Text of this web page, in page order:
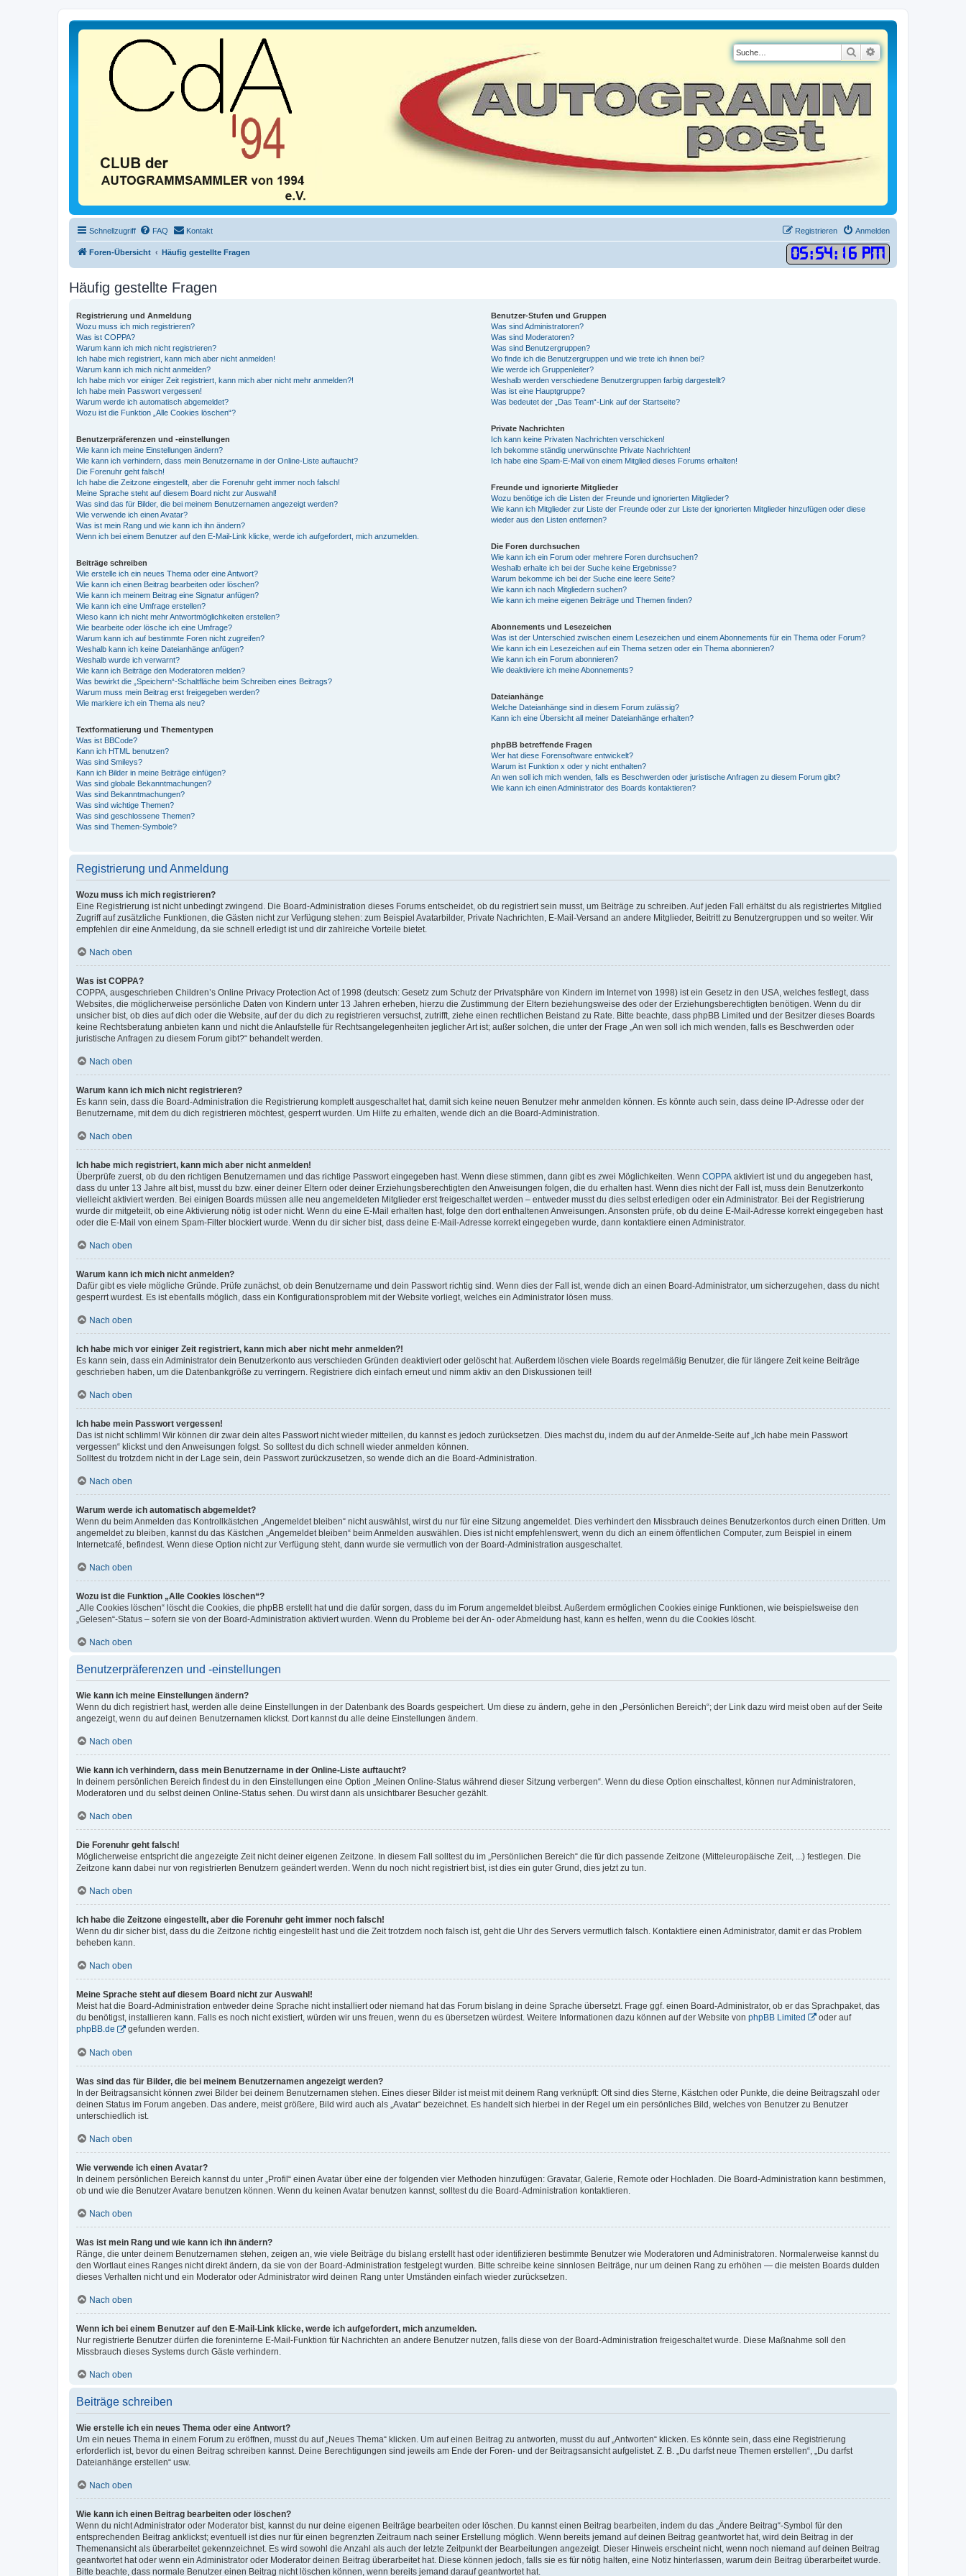
Suche
Schnellzugriff FAQ Kontakt Anmelden
Registrieren
Foren-Übersicht Häufig gestellte Fragen 05:54: 17 PM
Häufig gestellte Fragen
Registrierung und Anmeldung
Wozu muss ich mich registrieren?
Was ist COPPA?
Warum kann ich mich nicht registrieren?
Ich habe mich registriert, kann mich aber nicht anmelden!
Warum kann ich mich nicht anmelden?
Ich habe mich vor einiger Zeit registriert, kann mich aber nicht mehr anmelden?!
Ich habe mein Passwort vergessen!
Warum werde ich automatisch abgemeldet?
Wozu ist die Funktion „Alle Cookies löschen“?
Benutzerpräferenzen und -einstellungen
Wie kann ich meine Einstellungen ändern?
Wie kann ich verhindern, dass mein Benutzername in der Online-Liste auftaucht?
Die Forenuhr geht falsch!
Ich habe die Zeitzone eingestellt, aber die Forenuhr geht immer noch falsch!
Meine Sprache steht auf diesem Board nicht zur Auswahl!
Was sind das für Bilder, die bei meinem Benutzernamen angezeigt werden?
Wie verwende ich einen Avatar?
Was ist mein Rang und wie kann ich ihn ändern?
Wenn ich bei einem Benutzer auf den E-Mail-Link klicke, werde ich aufgefordert, mich anzumelden.
Beiträge schreiben
Wie erstelle ich ein neues Thema oder eine Antwort?
Wie kann ich einen Beitrag bearbeiten oder löschen?
Wie kann ich meinem Beitrag eine Signatur anfügen?
Wie kann ich eine Umfrage erstellen?
Wieso kann ich nicht mehr Antwortmöglichkeiten erstellen?
Wie bearbeite oder lösche ich eine Umfrage?
Warum kann ich auf bestimmte Foren nicht zugreifen?
Weshalb kann ich keine Dateianhänge anfügen?
Weshalb wurde ich verwarnt?
Wie kann ich Beiträge den Moderatoren melden?
Was bewirkt die „Speichern“-Schaltfläche beim Schreiben eines Beitrags?
Warum muss mein Beitrag erst freigegeben werden?
Wie markiere ich ein Thema als neu?
Textformatierung und Thementypen
Was ist BBCode?
Kann ich HTML benutzen?
Was sind Smileys?
Kann ich Bilder in meine Beiträge einfügen?
Was sind globale Bekanntmachungen?
Was sind Bekanntmachungen?
Was sind wichtige Themen?
Was sind geschlossene Themen?
Was sind Themen-Symbole?
Benutzer-Stufen und Gruppen
Was sind Administratoren?
Was sind Moderatoren?
Was sind Benutzergruppen?
Wo finde ich die Benutzergruppen und wie trete ich ihnen bei?
Wie werde ich Gruppenleiter?
Weshalb werden verschiedene Benutzergruppen farbig dargestellt?
Was ist eine Hauptgruppe?
Was bedeutet der „Das Team“-Link auf der Startseite?
Private Nachrichten
Ich kann keine Privaten Nachrichten verschicken!
Ich bekomme ständig unerwünschte Private Nachrichten!
Ich habe eine Spam-E-Mail von einem Mitglied dieses Forums erhalten!
Freunde und ignorierte Mitglieder
Wozu benötige ich die Listen der Freunde und ignorierten Mitglieder?
Wie kann ich Mitglieder zur Liste der Freunde oder zur Liste der ignorierten Mitglieder hinzufügen oder diese
wieder aus den Listen entfernen?
Die Foren durchsuchen
Wie kann ich ein Forum oder mehrere Foren durchsuchen?
Weshalb erhalte ich bei der Suche keine Ergebnisse?
Warum bekomme ich bei der Suche eine leere Seite?
Wie kann ich nach Mitgliedern suchen?
Wie kann ich meine eigenen Beiträge und Themen finden?
Abonnements und Lesezeichen
Was ist der Unterschied zwischen einem Lesezeichen und einem Abonnements für ein Thema oder Forum?
Wie kann ich ein Lesezeichen auf ein Thema setzen oder ein Thema abonnieren?
Wie kann ich ein Forum abonnieren?
Wie deaktiviere ich meine Abonnements?
Dateianhänge
Welche Dateianhänge sind in diesem Forum zulässig?
Kann ich eine Übersicht all meiner Dateianhänge erhalten?
phpBB betreffende Fragen
Wer hat diese Forensoftware entwickelt?
Warum ist Funktion x oder y nicht enthalten?
An wen soll ich mich wenden, falls es Beschwerden oder juristische Anfragen zu diesem Forum gibt?
Wie kann ich einen Administrator des Boards kontaktieren?
Registrierung und Anmeldung
Wozu muss ich mich registrieren?
Eine Registrierung ist nicht unbedingt zwingend. Die Board-Administration dieses Forums entscheidet, ob du registriert sein musst, um Beiträge zu schreiben. Auf jeden Fall erhältst du als registriertes Mitglied
Zugriff auf zusätzliche Funktionen, die Gästen nicht zur Verfügung stehen: zum Beispiel Avatarbilder, Private Nachrichten, E-Mail-Versand an andere Mitglieder, Beitritt zu Benutzergruppen und so weiter. Wir
empfehlen dir eine Anmeldung, da sie schnell erledigt ist und dir zahlreiche Vorteile bietet.
Nach oben
Was ist COPPA?
COPPA, ausgeschrieben Children’s Online Privacy Protection Act of 1998 (deutsch: Gesetz zum Schutz der Privatsphäre von Kindern im Internet von 1998) ist ein Gesetz in den USA, welches festlegt, dass
Websites, die möglicherweise persönliche Daten von Kindern unter 13 Jahren erheben, hierzu die Zustimmung der Eltern beziehungsweise des oder der Erziehungsberechtigten benötigen. Wenn du dir
unsicher bist, ob dies auf dich oder die Website, auf der du dich zu registrieren versuchst, zutrifft, ziehe einen rechtlichen Beistand zu Rate. Bitte beachte, dass phpBB Limited und der Besitzer dieses Boards
keine Rechtsberatung anbieten kann und nicht die Anlaufstelle für Rechtsangelegenheiten jeglicher Art ist; außer solchen, die unter der Frage „An wen soll ich mich wenden, falls es Beschwerden oder
juristische Anfragen zu diesem Forum gibt?“ behandelt werden.
Nach oben
Warum kann ich mich nicht registrieren?
Es kann sein, dass die Board-Administration die Registrierung komplett ausgeschaltet hat, damit sich keine neuen Benutzer mehr anmelden können. Es könnte auch sein, dass deine IP-Adresse oder der
Benutzername, mit dem du dich registrieren möchtest, gesperrt wurden. Um Hilfe zu erhalten, wende dich an die Board-Administration.
Nach oben
Ich habe mich registriert, kann mich aber nicht anmelden!
Überprüfe zuerst, ob du den richtigen Benutzernamen und das richtige Passwort eingegeben hast. Wenn diese stimmen, dann gibt es zwei Möglichkeiten. Wenn COPPA aktiviert ist und du angegeben hast,
dass du unter 13 Jahre alt bist, musst du bzw. einer deiner Eltern oder deiner Erziehungsberechtigten den Anweisungen folgen, die du erhalten hast. Wenn dies nicht der Fall ist, muss dein Benutzerkonto
vielleicht aktiviert werden. Bei einigen Boards müssen alle neu angemeldeten Mitglieder erst freigeschaltet werden – entweder musst du dies selbst erledigen oder ein Administrator. Bei der Registrierung
wurde dir mitgeteilt, ob eine Aktivierung nötig ist oder nicht. Wenn du eine E-Mail erhalten hast, folge den dort enthaltenen Anweisungen. Ansonsten prüfe, ob du deine E-Mail-Adresse korrekt eingegeben hast
oder die E-Mail von einem Spam-Filter blockiert wurde. Wenn du dir sicher bist, dass deine E-Mail-Adresse korrekt eingegeben wurde, dann kontaktiere einen Administrator.
Nach oben
Warum kann ich mich nicht anmelden?
Dafür gibt es viele mögliche Gründe. Prüfe zunächst, ob dein Benutzername und dein Passwort richtig sind. Wenn dies der Fall ist, wende dich an einen Board-Administrator, um sicherzugehen, dass du nicht
gesperrt wurdest. Es ist ebenfalls möglich, dass ein Konfigurationsproblem mit der Website vorliegt, welches ein Administrator lösen muss.
Nach oben
Ich habe mich vor einiger Zeit registriert, kann mich aber nicht mehr anmelden?!
Es kann sein, dass ein Administrator dein Benutzerkonto aus verschieden Gründen deaktiviert oder gelöscht hat. Außerdem löschen viele Boards regelmäßig Benutzer, die für längere Zeit keine Beiträge
geschrieben haben, um die Datenbankgröße zu verringern. Registriere dich einfach erneut und nimm aktiv an den Diskussionen teil!
Nach oben
Ich habe mein Passwort vergessen!
Das ist nicht schlimm! Wir können dir zwar dein altes Passwort nicht wieder mitteilen, du kannst es jedoch zurücksetzen. Dies machst du, indem du auf der Anmelde-Seite auf „Ich habe mein Passwort
vergessen“ klickst und den Anweisungen folgst. So solltest du dich schnell wieder anmelden können.
Solltest du trotzdem nicht in der Lage sein, dein Passwort zurückzusetzen, so wende dich an die Board-Administration.
Nach oben
Warum werde ich automatisch abgemeldet?
Wenn du beim Anmelden das Kontrollkästchen „Angemeldet bleiben“ nicht auswählst, wirst du nur für eine Sitzung angemeldet. Dies verhindert den Missbrauch deines Benutzerkontos durch einen Dritten. Um
angemeldet zu bleiben, kannst du das Kästchen „Angemeldet bleiben“ beim Anmelden auswählen. Dies ist nicht empfehlenswert, wenn du dich an einem öffentlichen Computer, zum Beispiel in einem
Internetcafé, befindest. Wenn diese Option nicht zur Verfügung steht, dann wurde sie vermutlich von der Board-Administration ausgeschaltet.
Nach oben
Wozu ist die Funktion „Alle Cookies löschen“?
„Alle Cookies löschen“ löscht die Cookies, die phpBB erstellt hat und die dafür sorgen, dass du im Forum angemeldet bleibst. Außerdem ermöglichen Cookies einige Funktionen, wie beispielsweise den
„Gelesen“-Status – sofern sie von der Board-Administration aktiviert wurden. Wenn du Probleme bei der An- oder Abmeldung hast, kann es helfen, wenn du die Cookies löscht.
Nach oben
Benutzerpräferenzen und -einstellungen
Wie kann ich meine Einstellungen ändern?
Wenn du dich registriert hast, werden alle deine Einstellungen in der Datenbank des Boards gespeichert. Um diese zu ändern, gehe in den „Persönlichen Bereich“; der Link dazu wird meist oben auf der Seite
angezeigt, wenn du auf deinen Benutzernamen klickst. Dort kannst du alle deine Einstellungen ändern.
Nach oben
Wie kann ich verhindern, dass mein Benutzername in der Online-Liste auftaucht?
In deinem persönlichen Bereich findest du in den Einstellungen eine Option „Meinen Online-Status während dieser Sitzung verbergen“. Wenn du diese Option einschaltest, können nur Administratoren,
Moderatoren und du selbst deinen Online-Status sehen. Du wirst dann als unsichtbarer Besucher gezählt.
Nach oben
Die Forenuhr geht falsch!
Möglicherweise entspricht die angezeigte Zeit nicht deiner eigenen Zeitzone. In diesem Fall solltest du im „Persönlichen Bereich“ die für dich passende Zeitzone (Mitteleuropäische Zeit, ...) festlegen. Die
Zeitzone kann dabei nur von registrierten Benutzern geändert werden. Wenn du noch nicht registriert bist, ist dies ein guter Grund, dies jetzt zu tun.
Nach oben
Ich habe die Zeitzone eingestellt, aber die Forenuhr geht immer noch falsch!
Wenn du dir sicher bist, dass du die Zeitzone richtig eingestellt hast und die Zeit trotzdem noch falsch ist, geht die Uhr des Servers vermutlich falsch. Kontaktiere einen Administrator, damit er das Problem
beheben kann.
Nach oben
Meine Sprache steht auf diesem Board nicht zur Auswahl!
Meist hat die Board-Administration entweder deine Sprache nicht installiert oder niemand hat das Forum bislang in deine Sprache übersetzt. Frage ggf. einen Board-Administrator, ob er das Sprachpaket, das
du benötigst, installieren kann. Falls es noch nicht existiert, würden wir uns freuen, wenn du es übersetzen würdest. Weitere Informationen dazu können auf der Website von phpBB Limited
oder auf
phpBB.de
gefunden werden.
Nach oben
Was sind das für Bilder, die bei meinem Benutzernamen angezeigt werden?
In der Beitragsansicht können zwei Bilder bei deinem Benutzernamen stehen. Eines dieser Bilder ist meist mit deinem Rang verknüpft: Oft sind dies Sterne, Kästchen oder Punkte, die deine Beitragszahl oder
deinen Status im Forum angeben. Das andere, meist größere, Bild wird auch als „Avatar“ bezeichnet. Es handelt sich hierbei in der Regel um ein persönliches Bild, welches von Benutzer zu Benutzer
unterschiedlich ist.
Nach oben
Wie verwende ich einen Avatar?
In deinem persönlichen Bereich kannst du unter „Profil“ einen Avatar über eine der folgenden vier Methoden hinzufügen: Gravatar, Galerie, Remote oder Hochladen. Die Board-Administration kann bestimmen,
ob und wie die Benutzer Avatare benutzen können. Wenn du keinen Avatar benutzen kannst, solltest du die Board-Administration kontaktieren.
Nach oben
Was ist mein Rang und wie kann ich ihn ändern?
Ränge, die unter deinem Benutzernamen stehen, zeigen an, wie viele Beiträge du bislang erstellt hast oder identifizieren bestimmte Benutzer wie Moderatoren und Administratoren. Normalerweise kannst du
den Wortlaut eines Ranges nicht direkt ändern, da sie von der Board-Administration festgelegt wurden. Bitte schreibe keine sinnlosen Beiträge, nur um deinen Rang zu erhöhen — die meisten Boards dulden
dieses Verhalten nicht und ein Moderator oder Administrator wird deinen Rang unter Umständen einfach wieder zurücksetzen.
Nach oben
Wenn ich bei einem Benutzer auf den E-Mail-Link klicke, werde ich aufgefordert, mich anzumelden.
Nur registrierte Benutzer dürfen die foreninterne E-Mail-Funktion für Nachrichten an andere Benutzer nutzen, falls diese von der Board-Administration freigeschaltet wurde. Diese Maßnahme soll den
Missbrauch dieses Systems durch Gäste verhindern.
Nach oben
Beiträge schreiben
Wie erstelle ich ein neues Thema oder eine Antwort?
Um ein neues Thema in einem Forum zu eröffnen, musst du auf „Neues Thema“ klicken. Um auf einen Beitrag zu antworten, musst du auf „Antworten“ klicken. Es könnte sein, dass eine Registrierung
erforderlich ist, bevor du einen Beitrag schreiben kannst. Deine Berechtigungen sind jeweils am Ende der Foren- und der Beitragsansicht aufgelistet. Z. B. „Du darfst neue Themen erstellen“, „Du darfst
Dateianhänge erstellen“ usw.
Nach oben
Wie kann ich einen Beitrag bearbeiten oder löschen?
Wenn du nicht Administrator oder Moderator bist, kannst du nur deine eigenen Beiträge bearbeiten oder löschen. Du kannst einen Beitrag bearbeiten, indem du das „Ändere Beitrag“-Symbol für den
entsprechenden Beitrag anklickst; eventuell ist dies nur für einen begrenzten Zeitraum nach seiner Erstellung möglich. Wenn bereits jemand auf deinen Beitrag geantwortet hat, wird dein Beitrag in der
Themenansicht als überarbeitet gekennzeichnet. Es wird sowohl die Anzahl als auch der letzte Zeitpunkt der Bearbeitungen angezeigt. Dieser Hinweis erscheint nicht, wenn noch niemand auf deinen Beitrag
geantwortet hat oder wenn ein Administrator oder Moderator deinen Beitrag überarbeitet hat. Diese können jedoch, falls sie es für nötig halten, eine Notiz hinterlassen, warum dein Beitrag überarbeitet wurde.
Bitte beachte, dass normale Benutzer einen Beitrag nicht löschen können, wenn bereits jemand darauf geantwortet hat.